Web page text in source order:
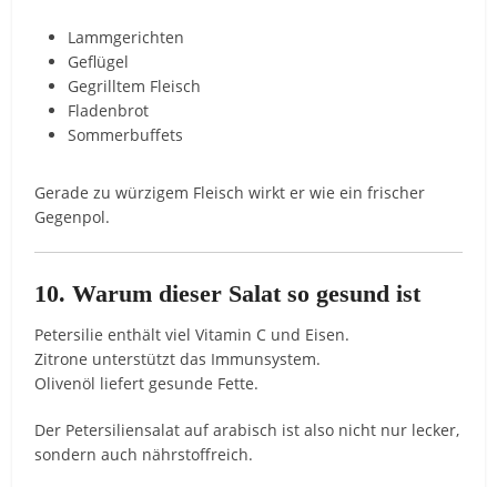
Lammgerichten
Geflügel
Gegrilltem Fleisch
Fladenbrot
Sommerbuffets
Gerade zu würzigem Fleisch wirkt er wie ein frischer
Gegenpol.
10. Warum dieser Salat so gesund ist
Petersilie enthält viel Vitamin C und Eisen.
Zitrone unterstützt das Immunsystem.
Olivenöl liefert gesunde Fette.
Der Petersiliensalat auf arabisch ist also nicht nur lecker,
sondern auch nährstoffreich.